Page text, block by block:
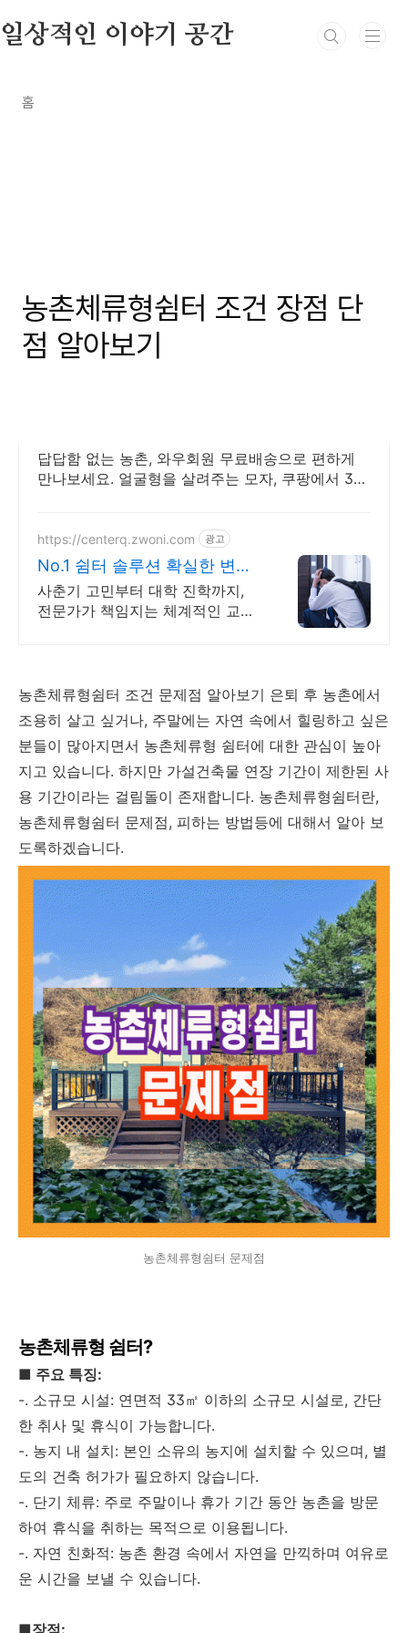
일상적인 이야기 공간
홈
농촌체류형쉼터 조건 장점 단
점 알아보기
답답함 없는 농촌, 와우회원 무료배송으로 편하게
만나보세요. 얼굴형을 살려주는 모자, 쿠팡에서 30
https://centerq.zwoni.com 광고
No.1 쉼터 솔루션 확실한 변화
와 성장
사춘기 고민부터 대학 진학까지,
전문가가 책임지는 체계적인 교육
농촌체류형쉼터 조건 문제점 알아보기 은퇴 후 농촌에서
조용히 살고 싶거나, 주말에는 자연 속에서 힐링하고 싶은
분들이 많아지면서 농촌체류형 쉼터에 대한 관심이 높아
지고 있습니다. 하지만 가설건축물 연장 기간이 제한된 사
용 기간이라는 걸림돌이 존재합니다. 농촌체류형쉼터란,
농촌체류형쉼터 문제점, 피하는 방법등에 대해서 알아 보
도록하겠습니다.
농촌체류형쉼터 문제점
농촌체류형 쉼터?
■ 주요 특징:
-. 소규모 시설: 연면적 33㎡ 이하의 소규모 시설로, 간단
한 취사 및 휴식이 가능합니다.
-. 농지 내 설치: 본인 소유의 농지에 설치할 수 있으며, 별
도의 건축 허가가 필요하지 않습니다.
-. 단기 체류: 주로 주말이나 휴가 기간 동안 농촌을 방문
하여 휴식을 취하는 목적으로 이용됩니다.
-. 자연 친화적: 농촌 환경 속에서 자연을 만끽하며 여유로
운 시간을 보낼 수 있습니다.
■장점: